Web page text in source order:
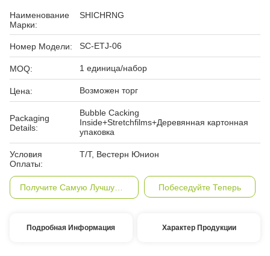
Наименование
Марки:
SHICHRNG
Номер Модели: SC-ETJ-06
MOQ: 1 единица/набор
Цена: Возможен торг
Packaging
Details:
Bubble Cacking
Inside+Stretchfilms+Деревянная картонная
упаковка
Условия
Оплаты:
Т/Т, Вестерн Юнион
Побеседуйте Теперь
Подробная Информация Характер Продукции